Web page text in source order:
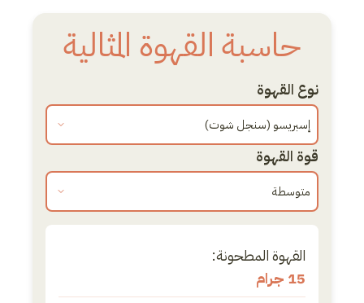
حاسبة القهوة المثالية
نوع القهوة
قوة القهوة
القهوة المطحونة:
15 جرام